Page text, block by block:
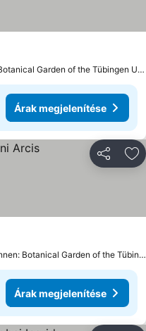
2.8 km-re innen: Botanical Garden of the Tübingen University
Árak megjelenítése
10.5 km-re innen: Botanical Garden of the Tübingen University
Árak megjelenítése